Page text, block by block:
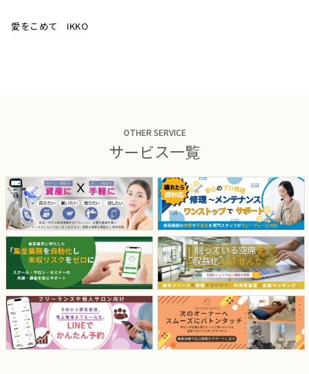
愛をこめて IKKO
OTHER SERVICE
サービス一覧